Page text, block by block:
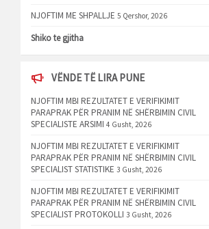
NJOFTIM ME SHPALLJE 5 Qershor, 2026
Shiko te gjitha
VËNDE TË LIRA PUNE
NJOFTIM MBI REZULTATET E VERIFIKIMIT
PARAPRAK PËR PRANIM NË SHËRBIMIN CIVIL
SPECIALISTE ARSIMI 4 Gusht, 2026
NJOFTIM MBI REZULTATET E VERIFIKIMIT
PARAPRAK PËR PRANIM NË SHËRBIMIN CIVIL
SPECIALIST STATISTIKE 3 Gusht, 2026
NJOFTIM MBI REZULTATET E VERIFIKIMIT
PARAPRAK PËR PRANIM NË SHËRBIMIN CIVIL
SPECIALIST PROTOKOLLI 3 Gusht, 2026